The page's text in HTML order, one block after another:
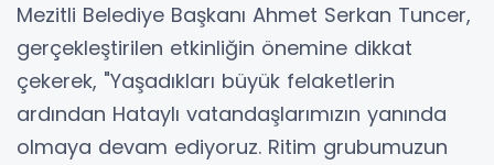
Mezitli Belediye Başkanı Ahmet Serkan Tuncer,
gerçekleştirilen etkinliğin önemine dikkat
çekerek, "Yaşadıkları büyük felaketlerin
ardından Hataylı vatandaşlarımızın yanında
olmaya devam ediyoruz. Ritim grubumuzun